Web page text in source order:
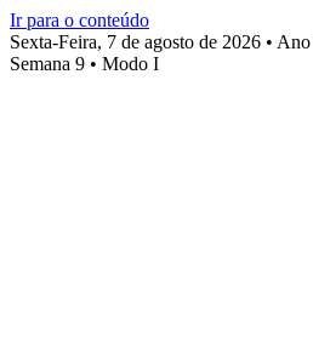
Ir para o conteúdo
Sexta-Feira, 7 de agosto de 2026 •
Semana 9 • Modo I